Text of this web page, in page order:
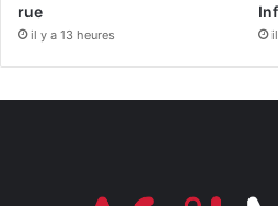
rue
il y a 13 heures